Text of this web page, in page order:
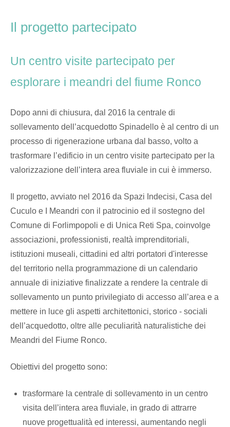
content
Il progetto partecipato
Un centro visite partecipato per
esplorare i meandri del fiume Ronco
Dopo anni di chiusura, dal 2016 la centrale di
sollevamento dell’acquedotto Spinadello è al centro di un
processo di rigenerazione urbana dal basso, volto a
trasformare l’edificio in un centro visite partecipato per la
valorizzazione dell’intera area fluviale in cui è immerso.
Il progetto, avviato nel 2016 da Spazi Indecisi, Casa del
Cuculo e I Meandri con il patrocinio ed il sostegno del
Comune di Forlimpopoli e di Unica Reti Spa, coinvolge
associazioni, professionisti, realtà imprenditoriali,
istituzioni museali, cittadini ed altri portatori d'interesse
del territorio nella programmazione di un calendario
annuale di iniziative finalizzate a rendere la centrale di
sollevamento un punto privilegiato di accesso all’area e a
mettere in luce gli aspetti architettonici, storico - sociali
dell’acquedotto, oltre alle peculiarità naturalistiche dei
Meandri del Fiume Ronco.
Obiettivi del progetto sono:
trasformare la centrale di sollevamento in un centro
visita dell’intera area fluviale, in grado di attrarre
nuove progettualità ed interessi, aumentando negli